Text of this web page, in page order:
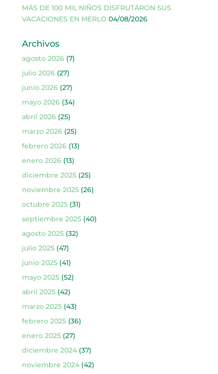
MÁS DE 100 MIL NIÑOS DISFRUTARON SUS
VACACIONES EN MERLO 04/08/2026
Archivos
agosto 2026(7)
julio 2026(27)
junio 2026(27)
mayo 2026(34)
abril 2026(25)
marzo 2026(25)
febrero 2026(13)
enero 2026(13)
diciembre 2025(25)
noviembre 2025(26)
octubre 2025(31)
septiembre 2025(40)
agosto 2025(32)
julio 2025(47)
junio 2025(41)
mayo 2025(52)
abril 2025(42)
marzo 2025(43)
febrero 2025(36)
enero 2025(27)
diciembre 2024(37)
noviembre 2024(42)